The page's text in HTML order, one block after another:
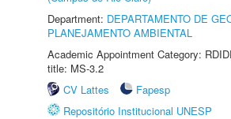
Department: DEPARTAMENTO DE
PLANEJAMENTO AMBIENTAL
Academic Appointment Category:
title: MS-3.2
CV Lattes
Fapesp
Repositório Institucional UNESP